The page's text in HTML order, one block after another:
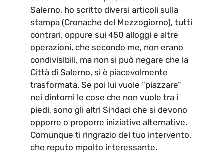
Salerno, ho scritto diversi articoli sulla
stampa (Cronache del Mezzogiorno), tutti
contrari, oppure sui 450 alloggi e altre
operazioni, che secondo me, non erano
condivisibili, ma non si può negare che la
Città di Salerno, si è piacevolmente
trasformata. Se poi lui vuole “piazzare”
nei dintorni le cose che non vuole tra i
piedi, sono gli altri Sindaci che si devono
opporre o proporre iniziative alternative.
Comunque ti ringrazio del tuo intervento,
che reputo mpolto interessante.